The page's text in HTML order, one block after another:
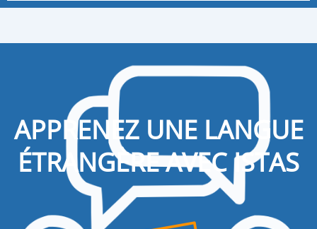
APPRENEZ UNE LANGUE
ÉTRANGÈRE AVEC ISTAS